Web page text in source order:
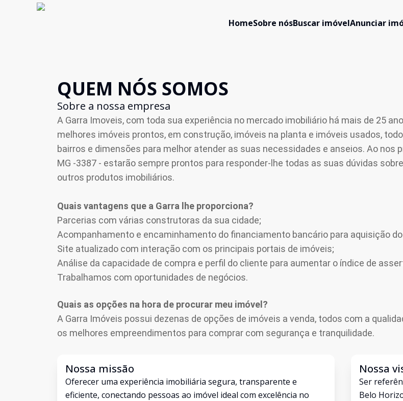
HomeSobre nósBuscar imóvelAnunciar
QUEM NÓS SOMOS
Sobre a nossa empresa
A Garra Imoveis, com toda sua experiência no mercado imobiliário há mais de 25
melhores imóveis prontos, em construção, imóveis na planta e imóveis usados,
bairros e dimensões para melhor atender as suas necessidades e anseios. Ao nos
MG -3387 - estarão sempre prontos para responder-lhe todas as suas dúvidas
outros produtos imobiliários.
Quais vantagens que a Garra lhe proporciona?
Parcerias com várias construtoras da sua cidade;
Acompanhamento e encaminhamento do financiamento bancário para aquisição
Site atualizado com interação com os principais portais de imóveis;
Análise da capacidade de compra e perfil do cliente para aumentar o índice de
Trabalhamos com oportunidades de negócios.
Quais as opções na hora de procurar meu imóvel?
A Garra Imóveis possui dezenas de opções de imóveis a venda, todos com a
os melhores empreendimentos para comprar com segurança e tranquilidade.
Nossa missão
Oferecer uma experiência imobiliária segura, transparente e
eficiente, conectando pessoas ao imóvel ideal com excelência no
Nossa
Ser
Belo